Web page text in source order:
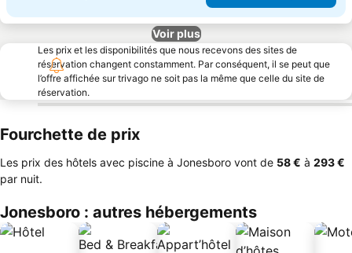
Voir plus
Les prix et les disponibilités que nous recevons des sites de
réservation changent constamment. Par conséquent, il se peut que
l’offre affichée sur trivago ne soit pas la même que celle du site de
réservation.
Fourchette de prix
Les prix des hôtels avec piscine à Jonesboro vont de ‎58 € à ‎293 €
par nuit.
Jonesboro : autres hébergements